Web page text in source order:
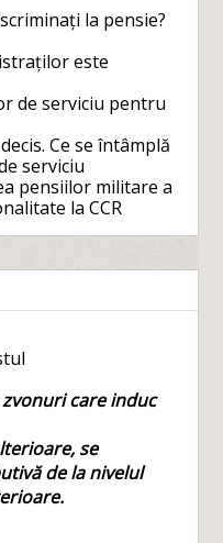
la pensie?
este
de serviciu pentru
Ce se întâmplă
serviciu
pensiilor militare a
la CCR
care induc
se
de la nivelul